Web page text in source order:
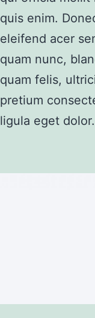
quis enim.
eleifend acer
quam nunc,
quam felis,
pretium
ligula eget